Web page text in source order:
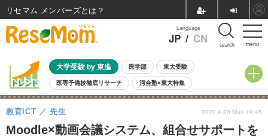
menu
Language
JP / CN search
大学受験 by 東進 医学部 東大受験
医専予備校徹底リサーチ 河合塾×東大特集
親子で考える大学選び 高校受験 中学受験 小学校受験
共通テスト 夏休み
8月開催イベント・WS 全国公立高校 過去問 人気記事
Moodle×動画会議システム、組合せサポートを
教育ICT 先生 2020.4.20 Mon 19:45
リセマム メンバーズ